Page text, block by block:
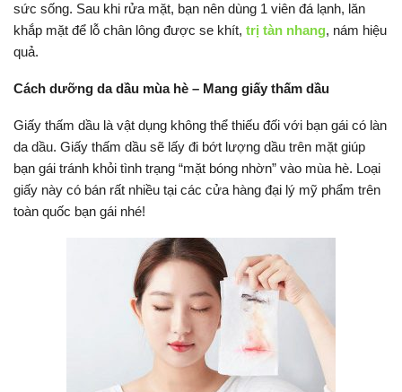
sức sống. Sau khi rửa mặt, bạn nên dùng 1 viên đá lạnh, lăn
khắp mặt để lỗ chân lông được se khít, trị tàn nhang, nám hiệu
quả.
Cách dưỡng da dầu mùa hè – Mang giấy thấm dầu
Giấy thấm dầu là vật dụng không thể thiếu đối với bạn gái có làn
da dầu. Giấy thấm dầu sẽ lấy đi bớt lượng dầu trên mặt giúp
bạn gái tránh khỏi tình trạng “mặt bóng nhờn” vào mùa hè. Loại
giấy này có bán rất nhiều tại các cửa hàng đại lý mỹ phẩm trên
toàn quốc bạn gái nhé!